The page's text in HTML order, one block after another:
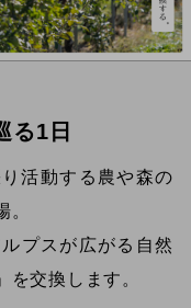
る1日
活動する農や森の
プスが広がる自然
交換します。